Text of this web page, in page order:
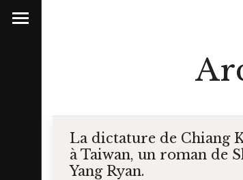
La dictature de Chiang
à Taiwan, un roman de
Yang Ryan.